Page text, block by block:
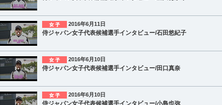
2016年6月11日
侍ジャパン女子代表候補選手インタビュー/石田悠紀子
2016年6月10日
侍ジャパン女子代表候補選手インタビュー/田口真奈
2016年6月10日
侍ジャパン女子代表候補選手インタビュー/小島也弥